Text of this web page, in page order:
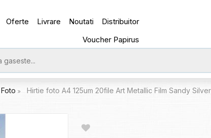
Oferte Livrare Noutati
Distribuitor
Voucher Papirus
Hirtie foto A4 125um 20file Art Metallic Film Sandy